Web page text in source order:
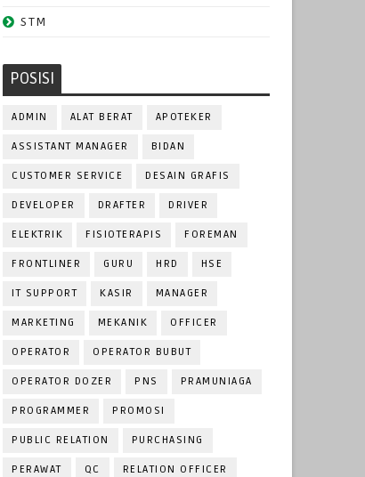
STM
POSISI
ADMIN ALAT BERAT APOTEKER
ASSISTANT MANAGER BIDAN
CUSTOMER SERVICE DESAIN GRAFIS
DEVELOPER DRAFTER DRIVER
ELEKTRIK FISIOTERAPIS FOREMAN
FRONTLINER GURU HRD HSE
IT SUPPORT KASIR MANAGER
MARKETING MEKANIK OFFICER
OPERATOR OPERATOR BUBUT
OPERATOR DOZER PNS PRAMUNIAGA
PROGRAMMER PROMOSI
PUBLIC RELATION PURCHASING
PERAWAT QC RELATION OFFICER